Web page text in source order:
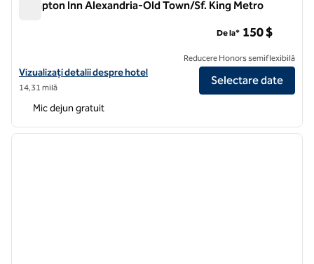
Hampton Inn Alexandria-Old Town/Sf. King Metro
Vizualizați detaliile hotelului pentru Hampton Inn Alexandria-Old
Vizualizați detalii despre hotel
14,31 milă
De la* 150 $
Reducere Honors semiflexibilă
Selectare date
Mic dejun gratuit
1 din 12